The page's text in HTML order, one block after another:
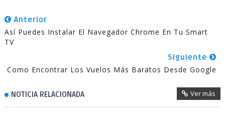
Anterior
Así Puedes Instalar El Navegador Chrome En Tu Smart
TV
Siguiente
Como Encontrar Los Vuelos Más Baratos Desde Google
NOTICIA RELACIONADA Ver más